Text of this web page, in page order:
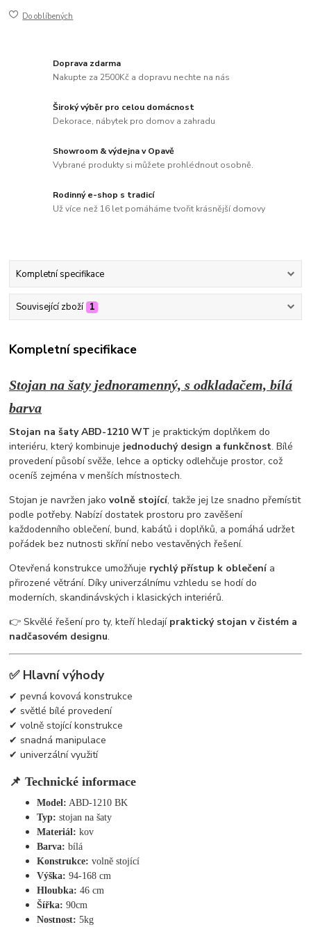
Do oblíbených
Doprava zdarma
Nakupte za 2500Kč a dopravu nechte na nás
Široký výběr pro celou domácnost
Dekorace, nábytek pro domov a zahradu
Showroom & výdejna v Opavě
Vybrané produkty si můžete prohlédnout osobně.
Rodinný e-shop s tradicí
Už více než 16 let pomáháme tvořit krásnější domovy
Kompletní specifikace
Související zboží 1
Kompletní specifikace
Stojan na šaty jednoramenný, s odkladačem, bílá
barva
Stojan na šaty ABD-1210 WT je praktickým doplňkem do
interiéru, který kombinuje jednoduchý design a funkčnost. Bílé
provedení působí svěže, lehce a opticky odlehčuje prostor, což
oceníš zejména v menších místnostech.
Stojan je navržen jakovolně stojící, takže jej lze snadno přemístit
podle potřeby. Nabízí dostatek prostoru pro zavěšení
každodenního oblečení, bund, kabátů i doplňků, a pomáhá udržet
pořádek bez nutnosti skříní nebo vestavěných řešení.
Otevřená konstrukce umožňuje rychlý přístup k oblečenía
přirozené větrání. Díky univerzálnímu vzhledu se hodí do
moderních, skandinávských i klasických interiérů.
👉 Skvělé řešení pro ty, kteří hledají praktický stojan v čistém a
nadčasovém designu.
✅ Hlavní výhody
✔ pevná kovová konstrukce
✔ světlé bílé provedení
✔ volně stojící konstrukce
✔ snadná manipulace
✔ univerzální využití
📌 Technické informace
Model: ABD-1210 BK
Typ: stojan na šaty
Materiál: kov
Barva: bílá
Konstrukce: volně stojící
Výška: 94-168 cm
Hloubka: 46 cm
Šířka: 90cm
Nostnost: 5kg